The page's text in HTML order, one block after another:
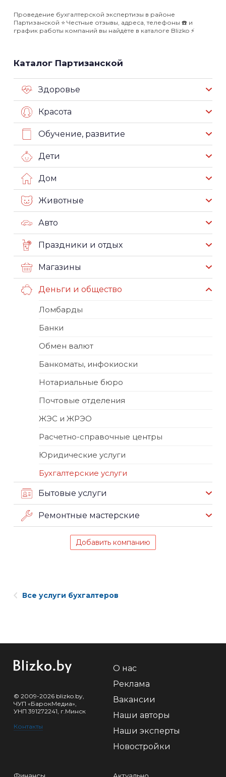
Проведение бухгалтерской экспертизы в районе
Партизанской ⭐️ Честные отзывы, адреса, телефоны ☎️ и
график работы компаний вы найдёте в каталоге Blizko ⚡️
Каталог Партизанской
Здоровье
Красота
Обучение, развитие
Дети
Дом
Животные
Авто
Праздники и отдых
Магазины
Деньги и общество
Ломбарды
Банки
Обмен валют
Банкоматы, инфокиоски
Нотариальные бюро
Почтовые отделения
ЖЭС и ЖРЭО
Расчетно-справочные центры
Юридические услуги
Бухгалтерские услуги
Бытовые услуги
Ремонтные мастерские
Добавить компанию
Все услуги бухгалтеров
© 2009-2026 blizko.by,
ЧУП «БарокМедиа»,
УНП 391272241, г.Минск
Контакты
О нас
Реклама
Вакансии
Наши авторы
Наши эксперты
Новостройки